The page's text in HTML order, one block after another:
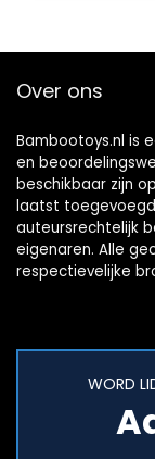
Over ons
Bambootoys.nl is
en
beschikbaar zijn
laatst
auteursrechtelijk
eigenaren. Alle
respectievelijke
WORD